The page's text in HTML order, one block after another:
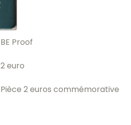
BE Proof
2 euro
Pièce 2 euros commémorative